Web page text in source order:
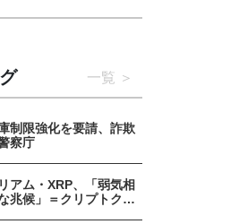
一覧
制限強化を要請、詐欺
察庁
アム・XRP、「弱気相
兆候」＝クリプトクア